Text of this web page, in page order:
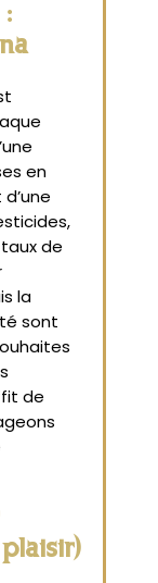
en
de
la
sont
de